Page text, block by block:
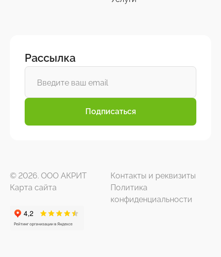
Рассылка
Подписаться
© 2026. ООО АКРИТ
Контакты и реквизиты
Карта сайта
Политика
конфиденциальности